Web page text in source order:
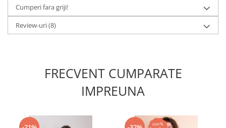
Cumperi fara griji!
Review-uri(8)
FRECVENT CUMPARATE
IMPREUNA